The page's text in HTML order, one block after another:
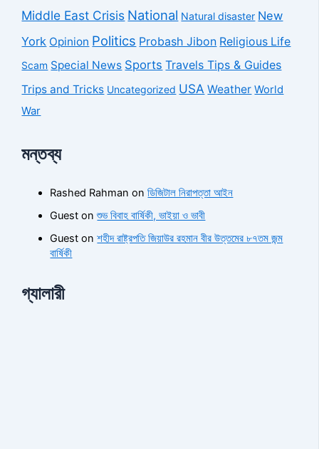
Middle East Crisis National Natural disaster New
York Opinion Politics Probash Jibon Religious Life
Scam Special News Sports Travels Tips & Guides
Trips and Tricks Uncategorized USA Weather World
War
মন্তব্য
Rashed Rahman onডিজিটাল নিরাপত্তা আইন
Guest onশুভ বিবাহ বার্ষিকী, ভাইয়া ও ভাবী
Guest onশহীদ রাষ্ট্রপতি জিয়াউর রহমান বীর উত্তমের ৮৭তম জন্ম
বার্ষিকী
গ্যালারী